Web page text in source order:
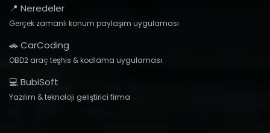
📍 Neredeler
Gerçek zamanlı konum paylaşım uygulaması
🚗 CarCoding
OBD2 araç teşhis & kodlama uygulaması
💻 BubiSoft
Yazılım & teknoloji geliştirici firma